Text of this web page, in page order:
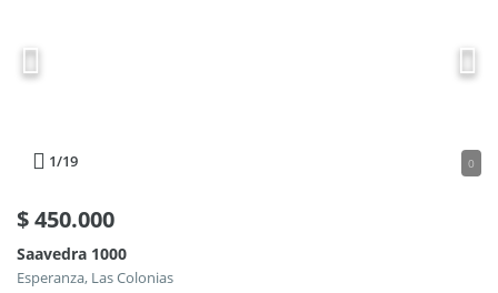
1/19 0
$450.000
Saavedra 1000
Esperanza, Las Colonias